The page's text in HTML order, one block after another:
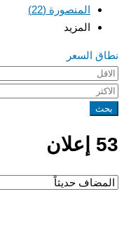
المنصورة (22)
المزيد
نطاق السعر
بحث
53 إعلان